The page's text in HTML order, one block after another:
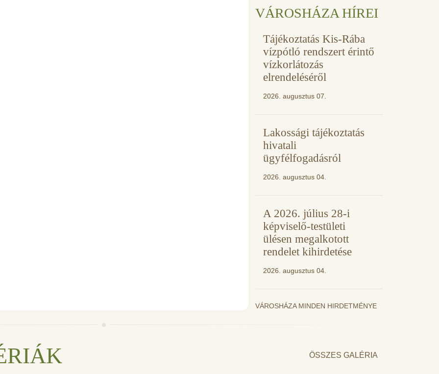
VÁROSHÁZA HÍREI
Tájékoztatás Kis-Rába
vízpótló rendszert érintő
vízkorlátozás
elrendeléséről
2026. augusztus 07.
Lakossági tájékoztatás
hivatali
ügyfélfogadásról
2026. augusztus 04.
A 2026. július 28-i
képviselő-testületi
ülésen megalkotott
rendelet kihirdetése
2026. augusztus 04.
VÁROSHÁZA MINDEN HIRDETMÉNYE
ÖSSZES GALÉRIA